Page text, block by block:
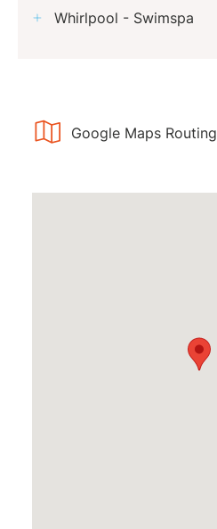
Whirlpool - Swimspa
Google Maps Routing